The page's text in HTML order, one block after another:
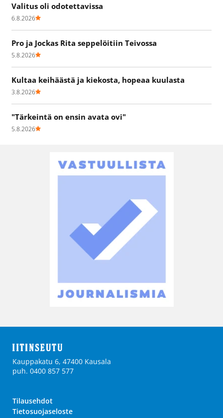
Valitus oli odotettavissa
6.8.2026
Pro ja Jockas Rita seppelöitiin Teivossa
5.8.2026
Kultaa keihäästä ja kiekosta, hopeaa kuulasta
3.8.2026
"Tärkeintä on ensin avata ovi"
5.8.2026
Kauppakatu 6, 47400 Kausala
puh. 0400 857 577
Tilausehdot
Tietosuojaseloste